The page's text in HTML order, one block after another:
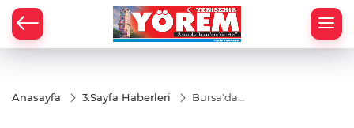
Anasayfa 3.Sayfa Haberleri
Bursa'da